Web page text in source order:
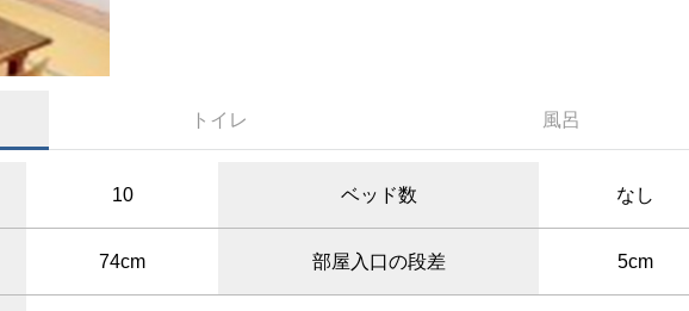
トイレ 風呂
10 ベッド数 なし
74cm 部屋入口の段差 5cm